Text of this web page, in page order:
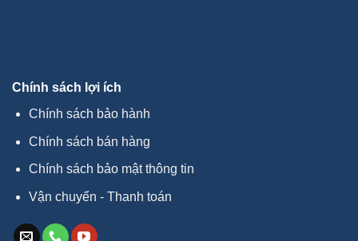
Chính sách lợi ích
Chính sách bảo hành
Chính sách bán hàng
Chính sách bảo mật thông tin
Vận chuyển - Thanh toán